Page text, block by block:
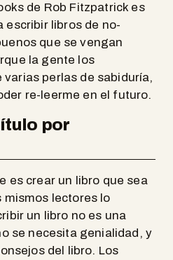
de Rob Fitzpatrick es
escribir libros de no-
que se vengan
la gente los
perlas de sabiduría,
re-leerme en el futuro.
por
es crear un libro que sea
mismos lectores lo
un libro no es una
se necesita genialidad, y
del libro. Los